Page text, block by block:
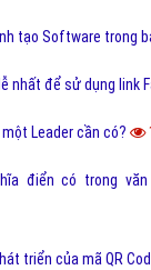
tạo Software trong
nhất để sử dụng link
Leader cần có?
điển có trong văn
triển của mã QR